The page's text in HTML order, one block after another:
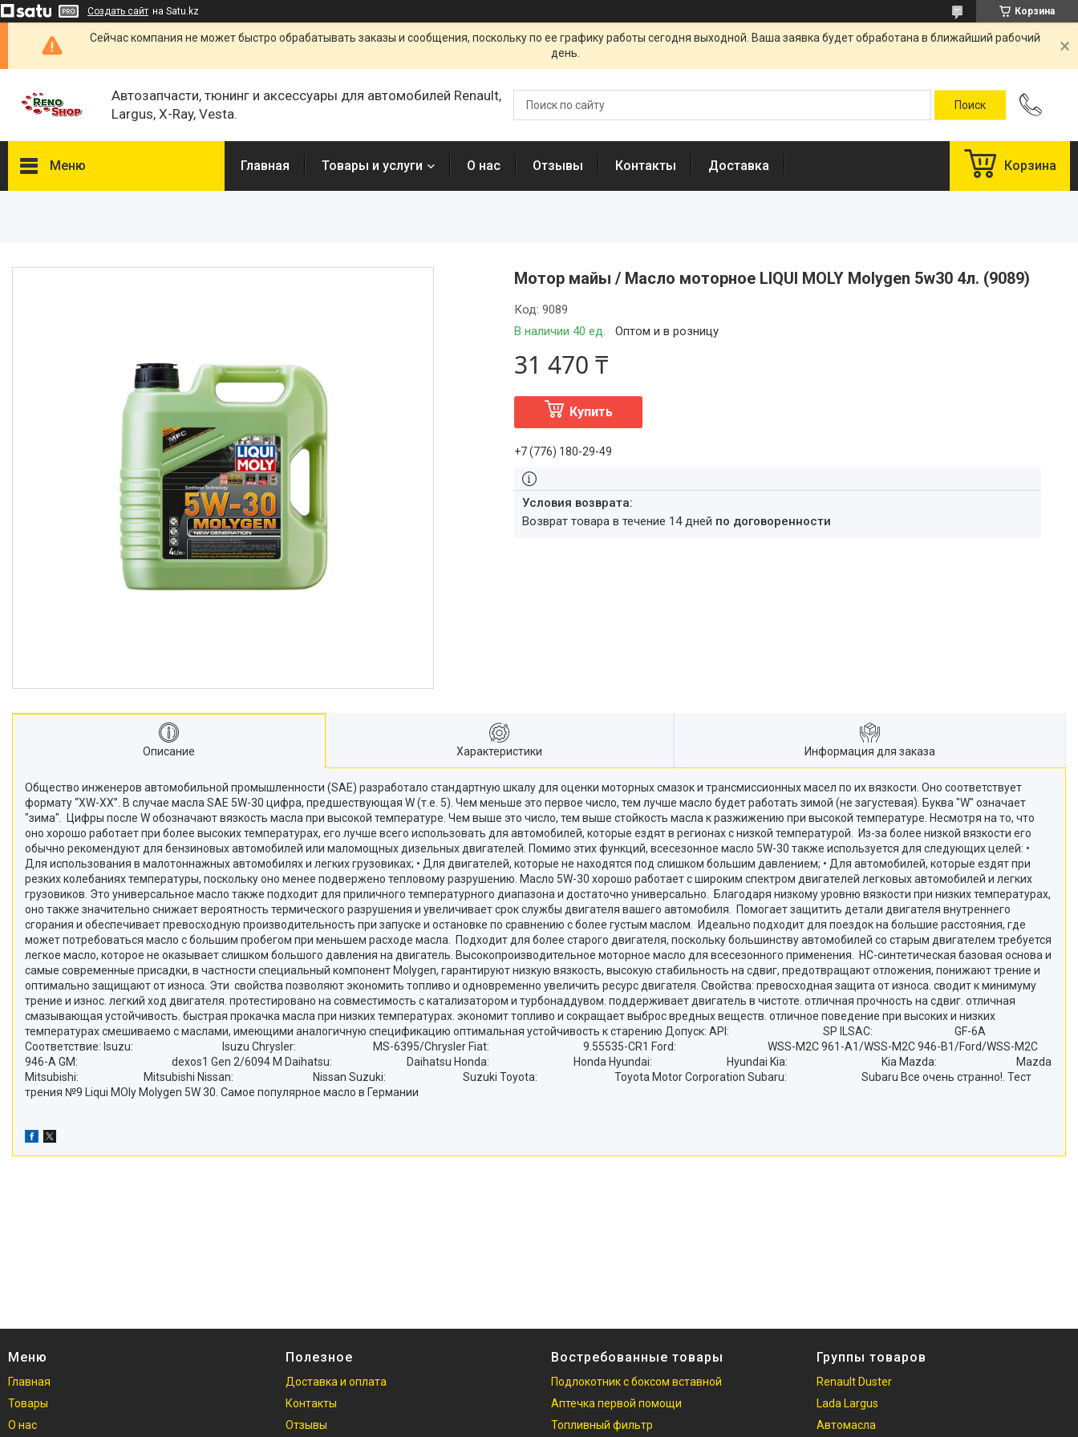
Создать сайт на Satu.kz Корзина
Сейчас компания не может быстро обрабатывать заказы и сообщения, поскольку по ее графику работы сегодня выходной. Ваша заявка будет обработана в ближайший рабочий
день.
Автозапчасти, тюнинг и аксессуары для автомобилей Renault,
Largus, X-Ray, Vesta.
Меню Главная Товары и услуги О нас Отзывы Контакты Доставка Корзина
Мотор майы / Масло моторное LIQUI MOLY Molygen 5w30 4л. (9089)
В наличии 40 ед. Оптом и в розницу
Код:9089
31 470 ₸
Купить
+7 (776) 180-29-49
возврат товара в течение 14 дней по договоренности
Описание Характеристики Информация для заказа
Общество инженеров автомобильной промышленности (SAE) разработало стандартную шкалу для оценки моторных смазок и трансмиссионных масел по их вязкости. Оно соответствует
формату “XW-XX”. В случае масла SAE 5W-30 цифра, предшествующая W (т.е. 5). Чем меньше это первое число, тем лучше масло будет работать зимой (не загустевая). Буква "W" означает
"зима". Цифры после W обозначают вязкость масла при высокой температуре. Чем выше это число, тем выше стойкость масла к разжижению при высокой температуре. Несмотря на то, что
оно хорошо работает при более высоких температурах, его лучше всего использовать для автомобилей, которые ездят в регионах с низкой температурой. Из-за более низкой вязкости его
обычно рекомендуют для бензиновых автомобилей или маломощных дизельных двигателей. Помимо этих функций, всесезонное масло 5W-30 также используется для следующих целей: •
Для использования в малотоннажных автомобилях и легких грузовиках; • Для двигателей, которые не находятся под слишком большим давлением; • Для автомобилей, которые ездят при
резких колебаниях температуры, поскольку оно менее подвержено тепловому разрушению. Масло 5W-30 хорошо работает с широким спектром двигателей легковых автомобилей и легких
грузовиков. Это универсальное масло также подходит для приличного температурного диапазона и достаточно универсально. Благодаря низкому уровню вязкости при низких температурах,
оно также значительно снижает вероятность термического разрушения и увеличивает срок службы двигателя вашего автомобиля. Помогает защитить детали двигателя внутреннего
сгорания и обеспечивает превосходную производительность при запуске и остановке по сравнению с более густым маслом. Идеально подходит для поездок на большие расстояния, где
может потребоваться масло с большим пробегом при меньшем расходе масла. Подходит для более старого двигателя, поскольку большинству автомобилей со старым двигателем требуется
легкое масло, которое не оказывает слишком большого давления на двигатель. Высокопроизводительное моторное масло для всесезонного применения. HC-синтетическая базовая основа и
самые современные присадки, в частности специальный компонент Molygen, гарантируют низкую вязкость, высокую стабильность на сдвиг, предотвращают отложения, понижают трение и
оптимально защищают от износа. Эти свойства позволяют экономить топливо и одновременно увеличить ресурс двигателя. Свойства: превосходная защита от износа. сводит к минимуму
трение и износ. легкий ход двигателя. протестировано на совместимость с катализатором и турбонаддувом. поддерживает двигатель в чистоте. отличная прочность на сдвиг. отличная
смазывающая устойчивость. быстрая прокачка масла при низких температурах. экономит топливо и сокращает выброс вредных веществ. отличное поведение при высоких и низких
температурах смешиваемо с маслами, имеющими аналогичную спецификацию оптимальная устойчивость к старению Допуск: API: SP ILSAC: GF-6A
Соответствие: Isuzu: Isuzu Chrysler: MS-6395/Chrysler Fiat: 9.55535-CR1 Ford: WSS-M2C 961-A1/WSS-M2C 946-B1/Ford/WSS-M2C
946-A GM: dexos1 Gen 2/6094 M Daihatsu: Daihatsu Honda: Honda Hyundai: Hyundai Kia: Kia Mazda: Mazda
Mitsubishi: Mitsubishi Nissan: Nissan Suzuki: Suzuki Toyota: Toyota Motor Corporation Subaru: Subaru Все очень странно!. Тест
трения №9 Liqui MOly Molygen 5W 30. Самое популярное масло в Германии
Меню
Главная
Товары
О нас
Полезное
Доставка и оплата
Контакты
Отзывы
Востребованные товары
Подлокотник с боксом вставной
Аптечка первой помощи
Топливный фильтр
Группы товаров
Renault Duster
Lada Largus
Автомасла